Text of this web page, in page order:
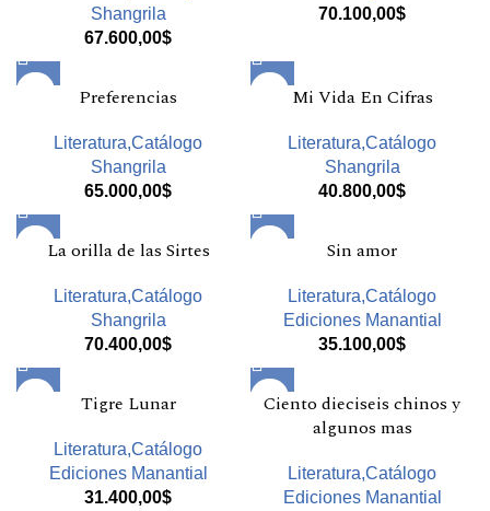
Shangrila
67.600,00$
70.100,00$
Preferencias
Literatura,Catálogo
Shangrila
65.000,00$
Mi Vida En Cifras
Literatura,Catálogo
Shangrila
40.800,00$
La orilla de las Sirtes
Literatura,Catálogo
Shangrila
70.400,00$
Sin amor
Literatura,Catálogo
Ediciones Manantial
35.100,00$
Tigre Lunar
Literatura,Catálogo
Ediciones Manantial
31.400,00$
Ciento dieciseis chinos y
algunos mas
Literatura,Catálogo
Ediciones Manantial